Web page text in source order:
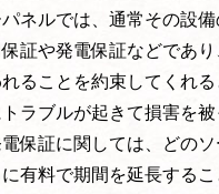
ネルでは、通常その設
証や発電保証などであ
ることを約束してくれ
ラブルが起きて損害を
保証に関しては、どの
有料で期間を延長する